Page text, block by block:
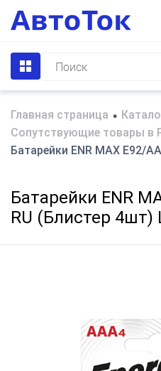
Главная страница •
Сопутствующие товары в
Батарейки ENR MAX E92/
Батарейки ENR
RU (Блистер 4шт)